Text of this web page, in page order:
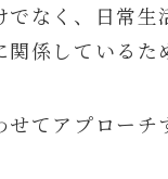
でなく、日常生
係しているた
せてアプローチ